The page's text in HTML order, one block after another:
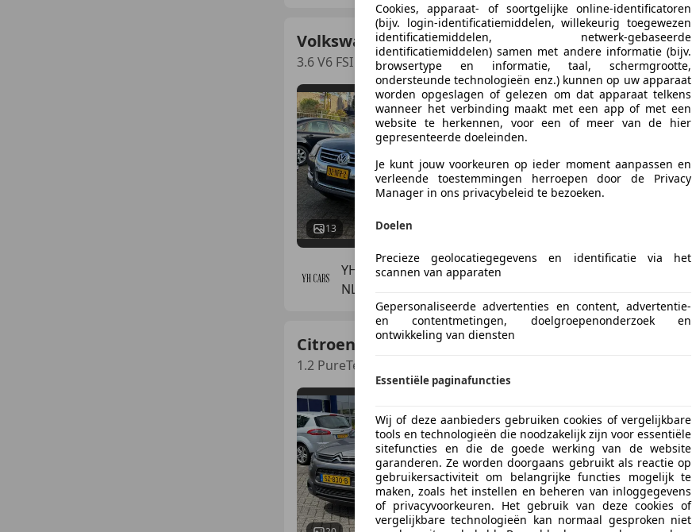
Volkswagen Touareg
3.6 V6 FSI Highline+
13
€ 5.350
YH Cars
NL-3641 SB MIJDRECHT
Citroen C4 Cactus
1.2 PureTech Business
Cookies, apparaat- of soortgelijke online-identificatoren
(bijv. login-identificatiemiddelen, willekeurig toegewezen
identificatiemiddelen, netwerk-gebaseerde
identificatiemiddelen) samen met andere informatie (bijv.
browsertype en informatie, taal, schermgrootte,
ondersteunde technologieën enz.) kunnen op uw apparaat
worden opgeslagen of gelezen om dat apparaat telkens
wanneer het verbinding maakt met een app of met een
website te herkennen, voor een of meer van de hier
gepresenteerde doeleinden.
Je kunt jouw voorkeuren op ieder moment aanpassen en
verleende toestemmingen herroepen door de Privacy
Manager in ons privacybeleid te bezoeken.
Doelen
Precieze geolocatiegegevens en identificatie via het
scannen van apparaten
Gepersonaliseerde advertenties en content, advertentie-
en contentmetingen, doelgroepenonderzoek en
ontwikkeling van diensten
Essentiële paginafuncties
Wij of deze aanbieders gebruiken cookies of vergelijkbare
tools en technologieën die noodzakelijk zijn voor essentiële
sitefuncties en die de goede werking van de website
garanderen. Ze worden doorgaans gebruikt als reactie op
gebruikersactiviteit om belangrijke functies mogelijk te
maken, zoals het instellen en beheren van inloggegevens
of privacyvoorkeuren. Het gebruik van deze cookies of
vergelijkbare technologieën kan normaal gesproken niet